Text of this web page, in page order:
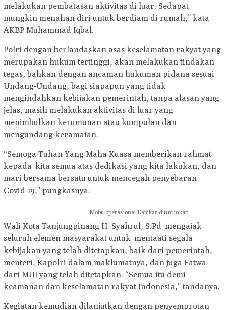
melakukan pembatasan aktivitas di luar. Sedapat
mungkin menahan diri untuk berdiam di rumah,” kata
AKBP Muhammad Iqbal.
Polri dengan berlandaskan asas keselamatan rakyat yang
merupakan hukum tertinggi, akan melakukan tindakan
tegas, bahkan dengan ancaman hukuman pidana sesuai
Undang-Undang, bagi siapapun yang tidak
mengindahkan kebijakan pemerintah, tanpa alasan yang
jelas, masih melakukan aktivitas di luar yang
menimbulkan kerumunan atau kumpulan dan
mengundang keramaian.
“Semoga Tuhan Yang Maha Kuasa memberikan rahmat
kepada kita semua atas dedikasi yang kita lakukan, dan
mari bersama bersatu untuk mencegah penyebaran
Covid-19,” pungkasnya.
Mobil operasional Damkar diturunkan
Wali Kota Tanjungpinang H. Syahrul, S.Pd mengajak
seluruh elemen masyarakat untuk mentaati segala
kebijakan yang telah ditetapkan, baik dari pemerintah,
menteri, Kapolri dalam maklumatnya, dan juga Fatwa
dari MUI yang telah ditetapkan. “Semua itu demi
keamanan dan keselamatan rakyat Indonesia,” tandanya.
Kegiatan kemudian dilanjutkan dengan penyemprotan